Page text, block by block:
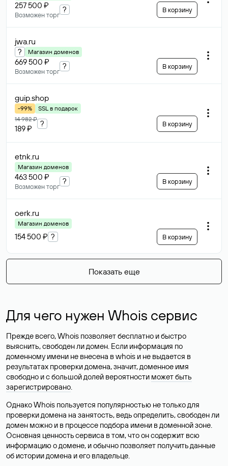
257 500 ₽
Возможен торг
? В корзину
jwa.ru
? Магазин доменов
669 500 ₽
Возможен торг
? В корзину
guip.shop
-99%
SSL в подарок
14 982 ₽
189 ₽
? В корзину
etnk.ru
Магазин доменов
463 500 ₽
Возможен торг
? В корзину
oerk.ru
Магазин доменов
154 500 ₽ ? В корзину
Показать еще
Для чего нужен Whois сервис
Прежде всего, Whois позволяет бесплатно и быстро
выяснить, свободен ли домен. Если информация по
доменному имени не внесена в whois и не выдается в
результатах проверки домена, значит, доменное имя
свободно и с большой долей вероятности может быть
зарегистрировано.
Однако Whois пользуется популярностью не только для
проверки домена на занятость, ведь определить, свободен ли
домен можно и в процессе подбора имени в доменной зоне.
Основная ценность сервиса в том, что он содержит всю
информацию о домене, и обычно позволяет получить данные
об истории домена и его владельце.